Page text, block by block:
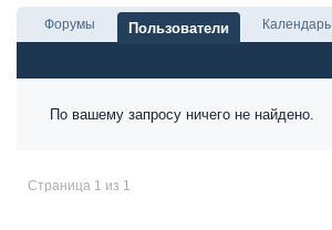
Форумы Пользователи Календарь
По вашему запросу ничего не найдено.
Страница 1 из 1